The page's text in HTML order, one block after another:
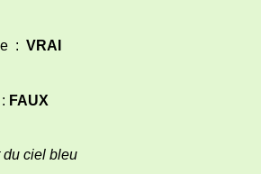
: VRAI
FAUX
ciel bleu